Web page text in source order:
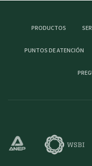
PRODUCTOS
PUNTOS DE ATENCIÓN